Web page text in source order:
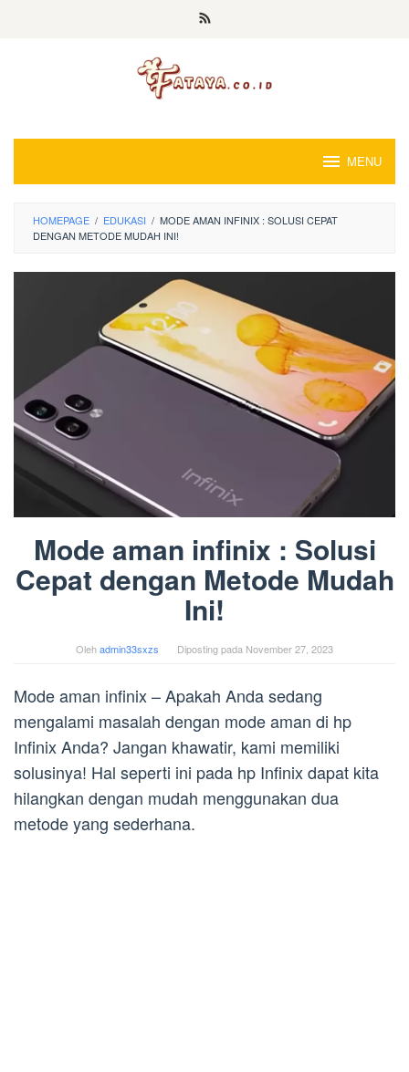
MENU
HOMEPAGE / EDUKASI / MODE AMAN INFINIX : SOLUSI CEPAT
DENGAN METODE MUDAH INI!
Mode aman infinix : Solusi
Cepat dengan Metode Mudah
Ini!
Olehadmin33sxzs Diposting pada November 27, 2023
Mode aman infinix – Apakah Anda sedang
mengalami masalah dengan mode aman di hp
Infinix Anda? Jangan khawatir, kami memiliki
solusinya! Hal seperti ini pada hp Infinix dapat kita
hilangkan dengan mudah menggunakan dua
metode yang sederhana.